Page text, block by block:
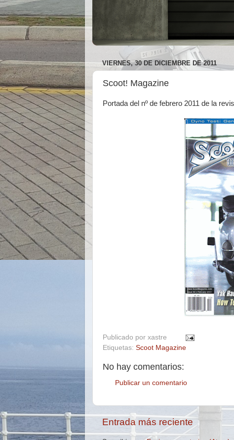
VIERNES, 30 DE DICIEMBRE DE 2011
Scoot! Magazine
Portada del nº de febrero 2011 de la
Publicado por xastre
Etiquetas: Scoot Magazine
No hay comentarios:
Publicar un comentario
Entrada más reciente